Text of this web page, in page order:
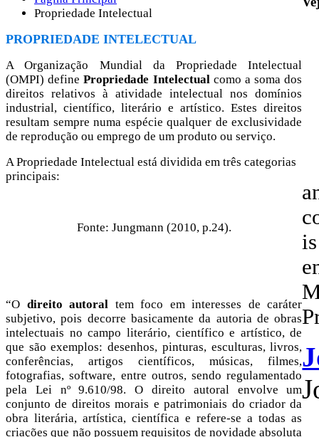
Propriedade Intelectual
PROPRIEDADE INTELECTUAL
A Organização Mundial da Propriedade Intelectual
(OMPI) definePropriedade Intelectualcomo a soma dos
direitos relativos à atividade intelectual nos domínios
industrial, científico, literário e artístico. Estes direitos
resultam sempre numa espécie qualquer de exclusividade
de reprodução ou emprego de um produto ou serviço.
A Propriedade Intelectual está dividida em três categorias
principais:
Fonte: Jungmann (2010, p.24).
“O direito autoral tem foco em interesses de caráter
subjetivo, pois decorre basicamente da autoria de obras
intelectuais no campo literário, científico e artístico, de
que são exemplos: desenhos, pinturas, esculturas, livros,
conferências, artigos científicos, músicas, filmes,
fotografias, software, entre outros, sendo regulamentado
pela Lei nº 9.610/98. O direito autoral envolve um
conjunto de direitos morais e patrimoniais do criador da
obra literária, artística, científica e refere-se a todas as
criações que não possuem requisitos de novidade absoluta